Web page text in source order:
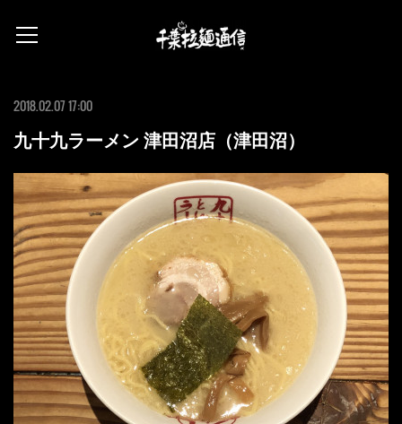
2018.02.07 17:00
九十九ラーメン 津田沼店（津田沼）